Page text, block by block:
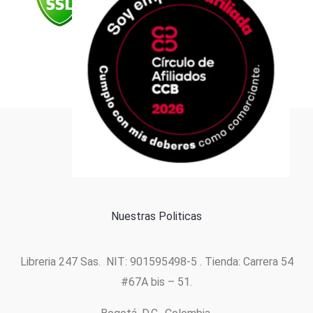
m
Formas de pago
Nuestras Politicas
Libreria 247 Sas. NIT: 901595498-5 . Tienda: Carrera 54
#67A bis – 51.